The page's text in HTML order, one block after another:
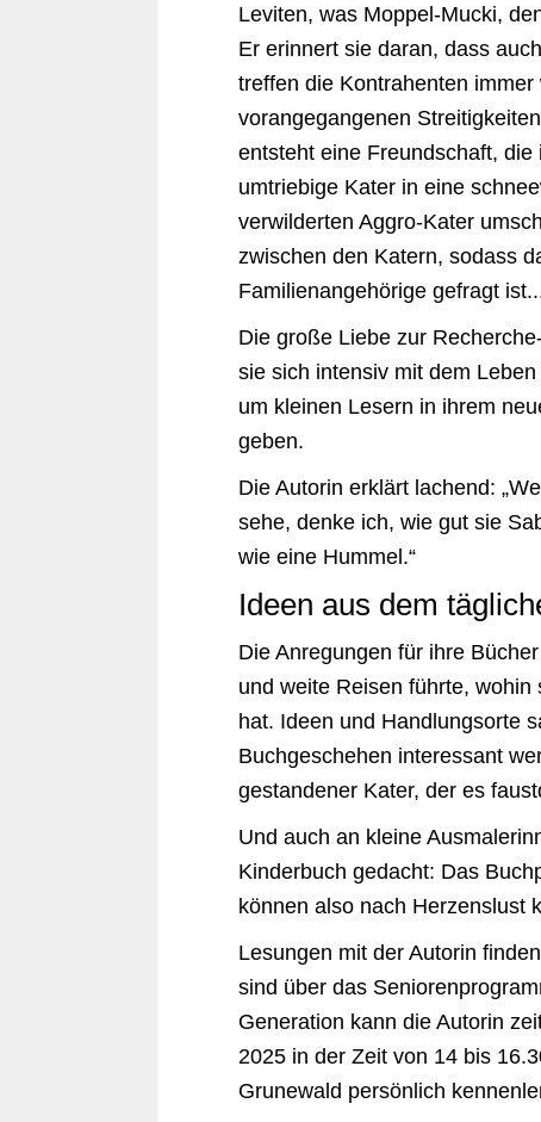
Leviten, was Moppel-Mucki,
Er erinnert sie daran, dass
treffen die Kontrahenten
vorangegangenen
entsteht eine Freundschaft,
umtriebige Kater in eine
verwilderten Aggro-Kater
zwischen den Katern, sodass
Familienangehörige gefragt
Die große Liebe zur
sie sich intensiv mit dem
um kleinen Lesern in ihrem
geben.
Die Autorin erklärt lachend:
sehe, denke ich, wie gut sie
wie eine Hummel.“
Ideen aus dem
Die Anregungen für ihre
und weite Reisen führte,
hat. Ideen und Handlungsorte
Buchgeschehen interessant
gestandener Kater, der es
Und auch an kleine
Kinderbuch gedacht: Das
können also nach Herzenslust
Lesungen mit der Autorin
sind über das
Generation kann die Autorin
2025 in der Zeit von 14 bis
Grunewald persönlich